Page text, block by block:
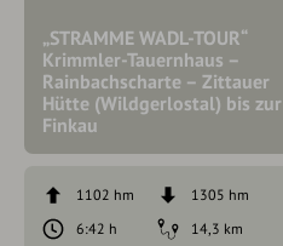
„STRAMME WADL-TOUR“
Krimmler-Tauernhaus –
Rainbachscharte – Zittauer
Hütte (Wildgerlostal) bis zur
Finkau
1102 hm
1305 hm
6:42 h
14,3 km